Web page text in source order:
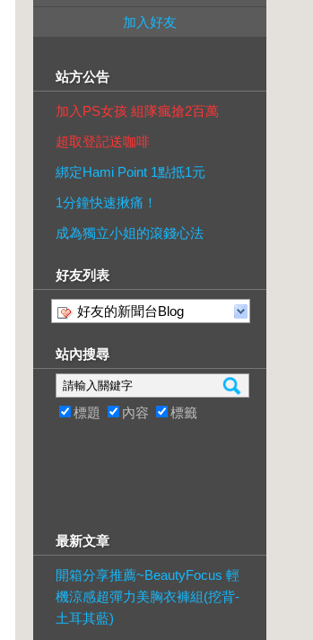
加入好友
站方公告
加入PS女孩 組隊瘋搶2百萬
超取登記送咖啡
綁定Hami Point 1點抵1元
1分鐘快速揪痛！
成為獨立小姐的滾錢心法
好友列表
好友的新聞台Blog
站內搜尋
標題 內容 標籤
最新文章
開箱分享推薦~BeautyFocus 輕
機涼感超彈力美胸衣褲組(挖背-
土耳其藍)